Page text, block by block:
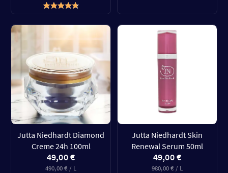
Jutta Niedhardt Diamond
Creme 24h 100ml
49,00 €
490,00 € / L
Jutta Niedhardt Skin
Renewal Serum 50ml
49,00 €
980,00 € / L